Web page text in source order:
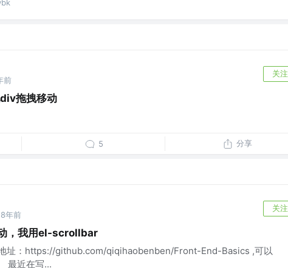
前
关注
拖拽移动
5 分享
8年前
关注
，我用el-scrollbar
址：https://github.com/qiqihaobenben/Front-End-Basics ,可以
最近在写...